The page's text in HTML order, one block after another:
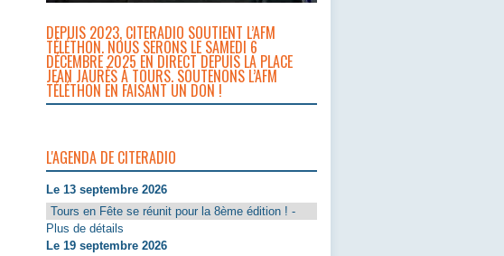
DEPUIS 2023, CITERADIO SOUTIENT L’AFM
TÉLÉTHON. NOUS SERONS LE SAMEDI 6
DÉCEMBRE 2025 EN DIRECT DEPUIS LA PLACE
JEAN JAURÈS À TOURS. SOUTENONS L’AFM
TÉLÉTHON EN FAISANT UN DON !
L'AGENDA DE CITERADIO
Le 13 septembre 2026
Tours en Fête se réunit pour la 8ème édition ! -
Plus de détails
Le 19 septembre 2026